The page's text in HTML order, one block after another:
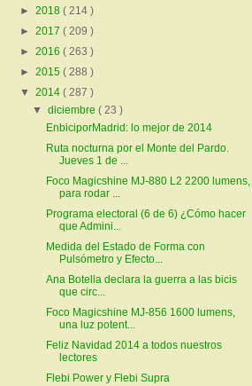
► 2018 ( 214 )
► 2017 ( 209 )
► 2016 ( 263 )
► 2015 ( 288 )
▼ 2014 ( 287 )
▼diciembre( 23 )
EnbiciporMadrid: lo mejor de 2014
Ruta nocturna por el Monte del Pardo.
Jueves 1 de ...
Foco Magicshine MJ-880 L2 2200 lumens,
para rodar ...
Programa electoral (6 de 6) ¿Cómo hacer
que Admini...
Medida del Estado de Forma con
Pulsómetro y Efecto...
Ana Botella declara la guerra a las bicis
que circ...
Foco Magicshine MJ-856 1600 lumens,
una luz potent...
Feliz Navidad 2014 a todos nuestros
lectores
Flebi Power y Flebi Supra